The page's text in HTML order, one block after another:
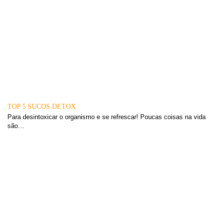
TOP 5 SUCOS DETOX
Para desintoxicar o organismo e se refrescar! Poucas coisas na vida
são…